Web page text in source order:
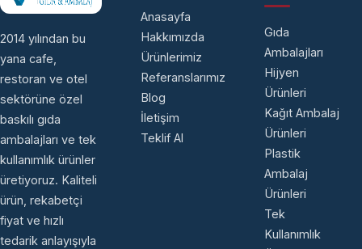
2014 yılından bu
yana cafe,
restoran ve otel
sektörüne özel
baskılı gıda
ambalajları ve tek
kullanımlık ürünler
üretiyoruz. Kaliteli
ürün, rekabetçi
fiyat ve hızlı
tedarik anlayışıyla
Anasayfa
Hakkımızda
Ürünlerimiz
Referanslarımız
Blog
İletişim
Teklif Al
Gıda
Ambalajları
Hijyen
Ürünleri
Kağıt Ambalaj
Ürünleri
Plastik
Ambalaj
Ürünleri
Tek
Kullanımlık